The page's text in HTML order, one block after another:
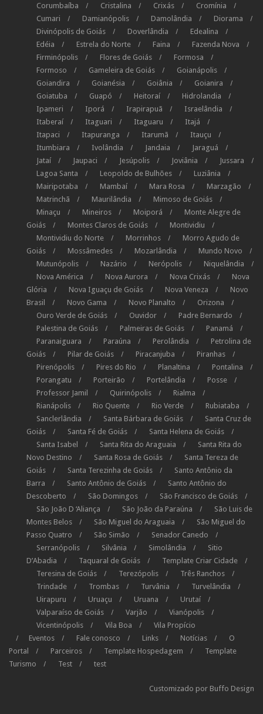
Corumbaíba
Cristalina Crixás
Cromínia
Cumari
Damianópolis Damolândia
Diorama
Divinópolis de Goiás
Doverlândia
Edealina
Edéia
Estrela do Norte Faina
Fazenda Nova
Firminópolis
Flores de Goiás
Formosa
Formoso
Gameleira de Goiás
Goianápolis
Goiandira
Goianésia Goiânia
Goianira
Goiatuba
Guapó Heitoraí
Hidrolandia
Ipameri
Iporá Irapirapuã
Israelândia
Itaberaí
Itaguari Itaguaru
Itajá
Itapaci
Itapuranga Itarumã
Itauçu
Itumbiara
Ivolândia Jandaia
Jaraguá
Jataí
Jaupaci Jesúpolis Joviânia
Jussara
Lagoa Santa
Leopoldo de Bulhões
Luziânia
Mairipotaba
Mambaí Mara Rosa
Marzagão
Matrinchã
Maurilândia
Mimoso de Goiás
Minaçu
Mineiros Moiporá
Monte Alegre de
Goiás
Montes Claros de Goiás
Montividiu
Montividiu do Norte
Morrinhos
Morro Agudo de
Goiás
Mossâmedes Mozarlândia
Mundo Novo
Mutunópolis
Nazário Nerópolis
Niquelândia
Nova América
Nova Aurora Nova Crixás
Nova
Glória
Nova Iguaçu de Goiás Nova Veneza
Novo
Brasil
Novo Gama Novo Planalto
Orizona
Ouro Verde de Goiás
Ouvidor
Padre Bernardo
Palestina de Goiás
Palmeiras de Goiás
Panamá
Paranaiguara
Paraúna Perolândia
Petrolina de
Goiás
Pilar de Goiás Piracanjuba
Piranhas
Pirenópolis
Pires do Rio Planaltina
Pontalina
Porangatu
Porteirão Portelândia
Posse
Professor Jamil
Quirinópolis
Rialma
Rianápolis
Rio Quente Rio Verde
Rubiataba
Sanclerlândia
Santa Bárbara de Goiás
Santa Cruz de
Goiás
Santa Fé de Goiás
Santa Helena de Goiás
Santa Isabel
Santa Rita do Araguaia
Santa Rita do
Novo Destino
Santa Rosa de Goiás
Santa Tereza de
Goiás
Santa Terezinha de Goiás
Santo Antônio da
Barra
Santo Antônio de Goiás
Santo Antônio do
Descoberto
São Domingos
São Francisco de Goiás
São João D ‘Aliança
São João da Paraúna
São Luis de
Montes Belos
São Miguel do Araguaia
São Miguel do
Passo Quatro
São Simão
Senador Canedo
Serranópolis
Silvânia Simolândia
Sitio
D’Abadia
Taquaral de Goiás
Template Criar Cidade
Teresina de Goiás
Terezópolis
Três Ranchos
Trindade
Trombas Turvânia
Turvelândia
Uirapuru
Uruaçu Uruana
Urutaí
Valparaíso de Goiás
Varjão
Vianópolis
Vicentinópolis
Vila Boa
Vila Propício
Eventos
Fale conosco Links Notícias
O
Portal
Parceiros Template Hospedagem
Template
Turismo
Test test
Customizado por Buffo Design